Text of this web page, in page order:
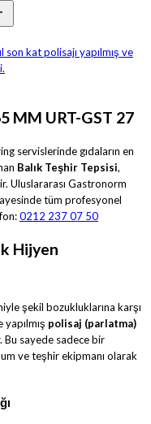
MM URT-GST 27
servislerinde gıdaların en
Balık Teşhir Tepsisi,
Uluslararası Gastronorm
tüm profesyonel
0212 237 07 50
Hijyen
şekil bozukluklarına karşı
polisaj (parlatma)
Bu sayede sadece bir
ve teşhir ekipmanı olarak